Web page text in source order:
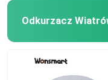
Wentylator BLDC
Odkurzacz